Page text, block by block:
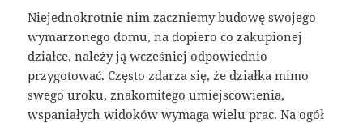
Niejednokrotnie nim zaczniemy budowę swojego
wymarzonego domu, na dopiero co zakupionej
działce, należy ją wcześniej odpowiednio
przygotować. Często zdarza się, że działka mimo
swego uroku, znakomitego umiejscowienia,
wspaniałych widoków wymaga wielu prac. Na ogół